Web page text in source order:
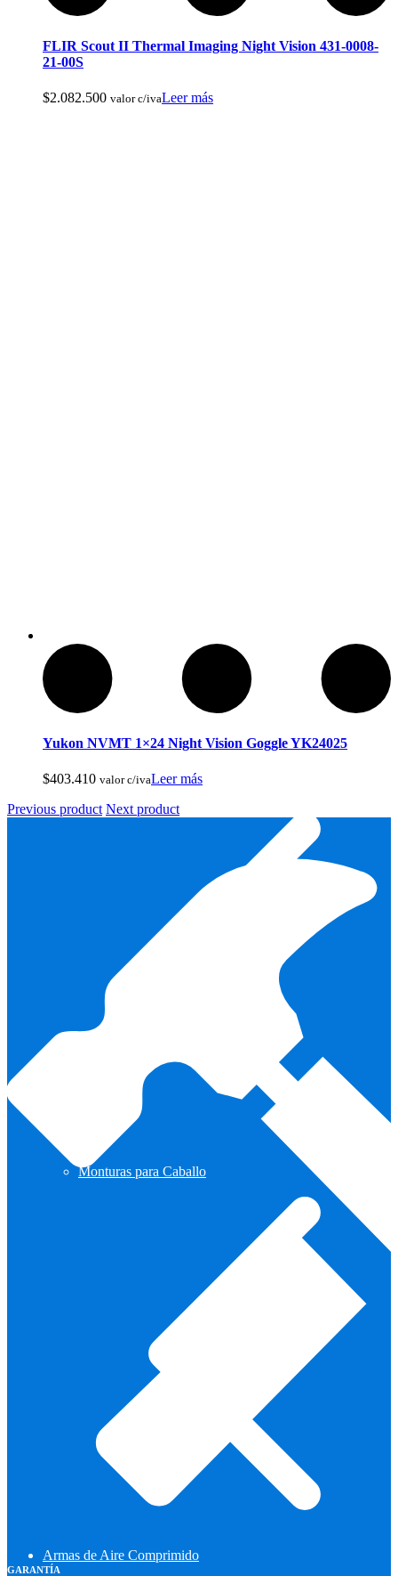
Cuchillos Tacticos y Multierramientas
Pesca Con Mosca
Monturas para Caballo
Armas de Aire Comprimido
FLIR Scout II Thermal Imaging Night Vision 431-0008-
21-00S
$2.082.500 valor c/ivaLeer más
Yukon NVMT 1×24 Night Vision Goggle YK24025
$403.410 valor c/ivaLeer más
Previous product Next product
GARANTÍA